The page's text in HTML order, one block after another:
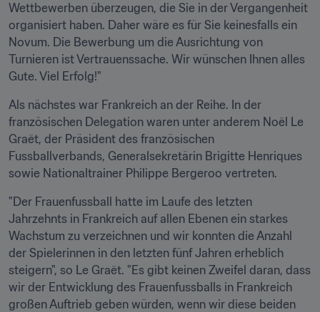
Wettbewerben überzeugen, die Sie in der Vergangenheit
organisiert haben. Daher wäre es für Sie keinesfalls ein
Novum. Die Bewerbung um die Ausrichtung von
Turnieren ist Vertrauenssache. Wir wünschen Ihnen alles
Gute. Viel Erfolg!"
Als nächstes war Frankreich an der Reihe. In der
französischen Delegation waren unter anderem Noël Le
Graët, der Präsident des französischen
Fussballverbands, Generalsekretärin Brigitte Henriques
sowie Nationaltrainer Philippe Bergeroo vertreten.
"Der Frauenfussball hatte im Laufe des letzten
Jahrzehnts in Frankreich auf allen Ebenen ein starkes
Wachstum zu verzeichnen und wir konnten die Anzahl
der Spielerinnen in den letzten fünf Jahren erheblich
steigern", so Le Graët. "Es gibt keinen Zweifel daran, dass
wir der Entwicklung des Frauenfussballs in Frankreich
großen Auftrieb geben würden, wenn wir diese beiden